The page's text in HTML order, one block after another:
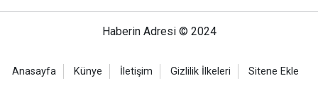
Haberin Adresi © 2024
Anasayfa Künye İletişim Gizlilik İlkeleri Sitene Ekle